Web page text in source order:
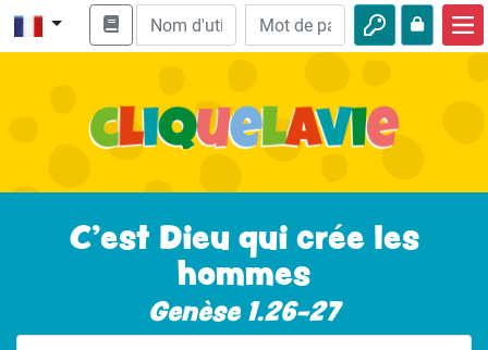
Enseignement biblique
Nature
Aventures
C’est Dieu qui crée les
hommes
Genèse 1.26-27